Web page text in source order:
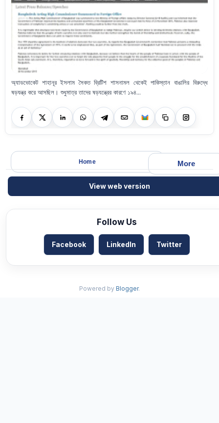
অ্যাডভোকেট শাহানূর ইসলাম সৈকত ব্রিটিশ শাসনামল থেকেই পাকিস্তান বাঙালির বিরুদ্ধে
ষড়যন্ত্র করে আসছিল। শুধুমাত্র তাদের ষড়যন্ত্রের কারণে ১৯৪...
More
Home
View web version
Follow Us
Facebook LinkedIn Twitter
Powered by Blogger.